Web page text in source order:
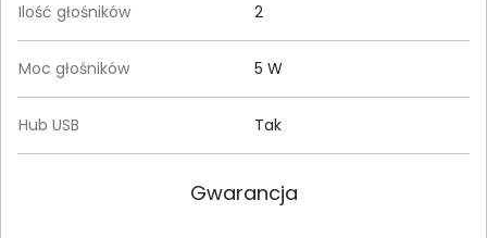
Ilość głośników 2
Moc głośników 5 W
Hub USB Tak
Gwarancja